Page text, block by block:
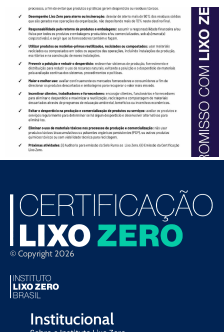
© Copyright 2026
Institucional